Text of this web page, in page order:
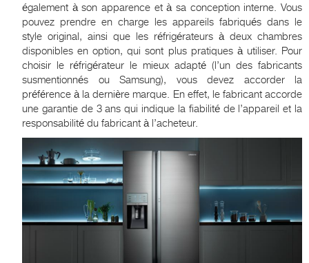
également à son apparence et à sa conception interne. Vous
pouvez prendre en charge les appareils fabriqués dans le
style original, ainsi que les réfrigérateurs à deux chambres
disponibles en option, qui sont plus pratiques à utiliser. Pour
choisir le réfrigérateur le mieux adapté (l’un des fabricants
susmentionnés ou Samsung), vous devez accorder la
préférence à la dernière marque. En effet, le fabricant accorde
une garantie de 3 ans qui indique la fiabilité de l’appareil et la
responsabilité du fabricant à l’acheteur.